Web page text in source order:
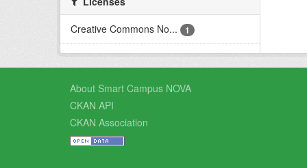
Creative Commons No...
1
About Smart Campus NOVA
CKAN API
CKAN Association